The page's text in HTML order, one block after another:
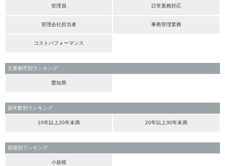
管理員 日常業務対応
管理会社担当者 事務管理業務
コストパフォーマンス
主要都市別ランキング
愛知県
築年数別ランキング
10年以上20年未満 20年以上30年未満
規模別ランキング
小規模